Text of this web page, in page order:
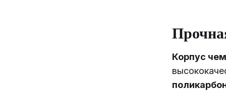
Корпус